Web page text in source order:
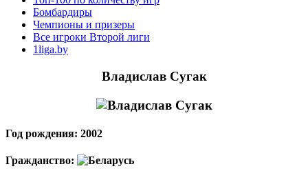
Бомбардиры
Чемпионы и призеры
Все игроки Второй лиги
1liga.by
Владислав Сугак
Год рождения: 2002
Гражданство: